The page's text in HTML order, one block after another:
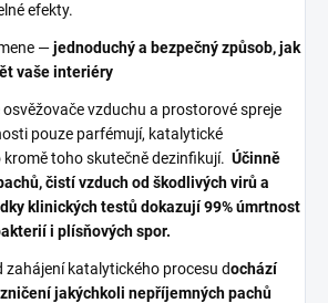
efekty.
—jednoduchý a bezpečný způsob, jak
vaše interiéry
vzduchu a prostorové spreje
pouze parfémují, katalytické
kromě toho skutečně dezinfikují. Účinně
čistí vzduch od škodlivých virů a
klinických testů dokazují 99% úmrtnost
i plísňových spor.
zahájení katalytického procesu dochází
jakýchkoli nepříjemných pachů